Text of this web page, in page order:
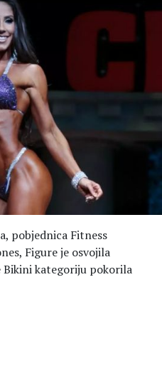
pobjednica Fitness
Figure je osvojila
Bikini kategoriju pokorila